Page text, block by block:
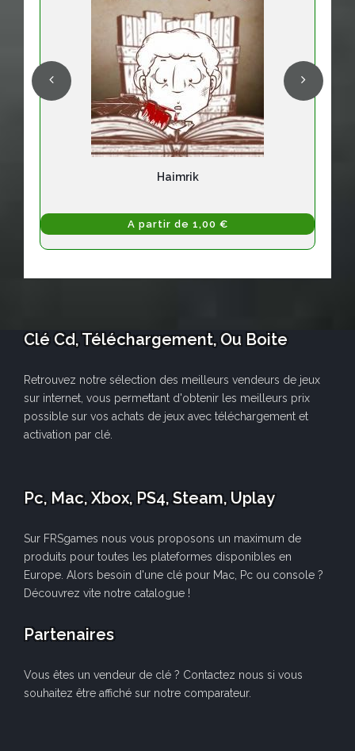
Haimrik
A partir de 1,00 €
Clé Cd, Téléchargement, Ou Boite
Retrouvez notre sélection des meilleurs vendeurs de jeux
sur internet, vous permettant d'obtenir les meilleurs prix
possible sur vos achats de jeux avec téléchargement et
activation par clé.
Pc, Mac, Xbox, PS4, Steam, Uplay
Sur FRSgames nous vous proposons un maximum de
produits pour toutes les plateformes disponibles en
Europe. Alors besoin d'une clé pour Mac, Pc ou console ?
Découvrez vite notre catalogue !
Partenaires
Vous êtes un vendeur de clé ? Contactez nous si vous
souhaitez être affiché sur notre comparateur.